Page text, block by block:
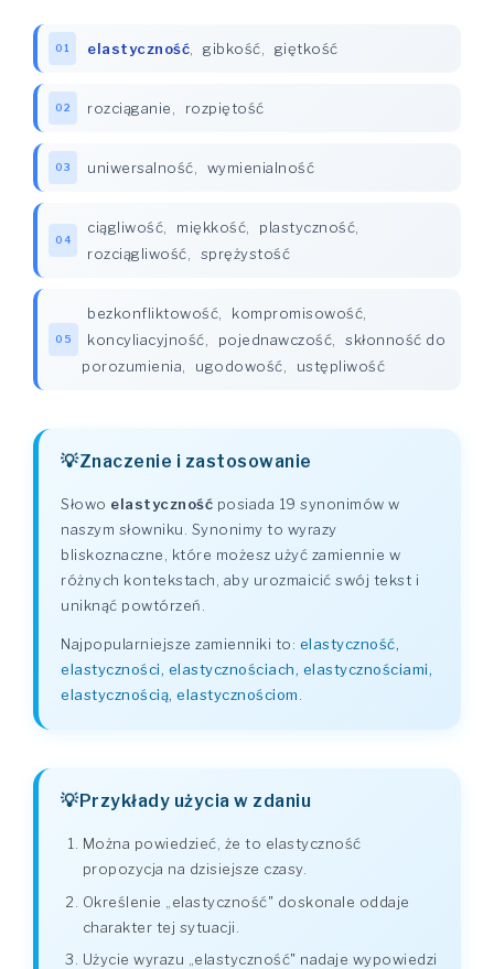
01 elastyczność gibkość giętkość
02 rozciąganie rozpiętość
03 uniwersalność wymienialność
04
ciągliwość miękkość plastyczność
rozciągliwość
sprężystość
05
bezkonfliktowość kompromisowość
koncyliacyjność
pojednawczość
skłonność do
porozumienia
ugodowość ustępliwość
Znaczenie i zastosowanie
Słowo elastyczność posiada 19 synonimów w
naszym słowniku. Synonimy to wyrazy
bliskoznaczne, które możesz użyć zamiennie w
różnych kontekstach, aby urozmaicić swój tekst i
uniknąć powtórzeń.
Najpopularniejsze zamienniki to: elastyczność,
elastyczności, elastycznościach, elastycznościami,
elastycznością, elastycznościom
Przykłady użycia w zdaniu
Można powiedzieć, że to elastyczność
propozycja na dzisiejsze czasy.
Określenie „elastyczność" doskonale oddaje
charakter tej sytuacji.
Użycie wyrazu „elastyczność" nadaje wypowiedzi